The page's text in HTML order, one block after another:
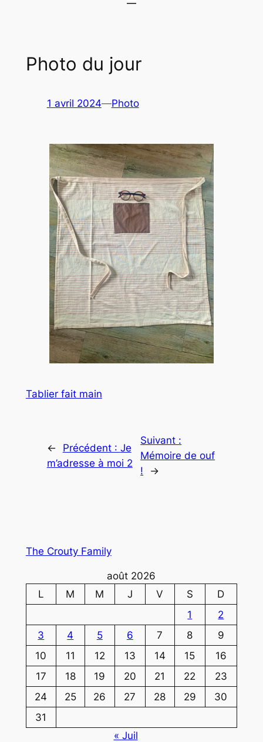
Photo du jour
1 avril 2024—Photo
Tablier fait main
← Précédent : Je
m’adresse à moi 2
Suivant :
Mémoire de ouf
!
→
The Crouty Family
août 2026
L
M M J V S
D
1
2
3
4 5 6 7 8
9
10
11 12 13 14 15
16
17
18 19 20 21 22
23
24
25 26 27 28 29
30
31
« Juil